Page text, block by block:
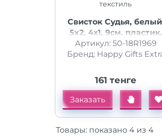
Свисток Судья,
5x2, 4х1, 9см, пластик,
текстиль
Артикул: 50-18R1969
Бренд: Happy Gifts
161 тенге
Заказать
Товары:показано 4из 4